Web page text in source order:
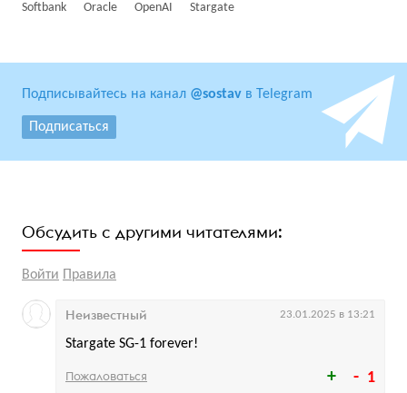
Softbank Oracle OpenAI Stargate
Подписывайтесь на канал @sostav в Telegram
Подписаться
Обсудить с другими читателями:
Войти Правила
1
Stargate SG-1 forever!
Неизвестный 23.01.2025 в 13:21
Пожаловаться